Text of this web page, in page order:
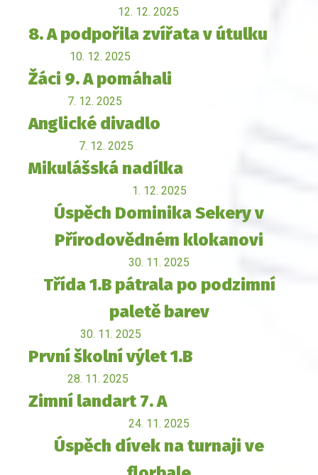
12. 12. 2025
8. A podpořila zvířata v útulku
10. 12. 2025
Žáci 9. A pomáhali
7. 12. 2025
Anglické divadlo
7. 12. 2025
Mikulášská nadílka
1. 12. 2025
Úspěch Dominika Sekery v
Přírodovědném klokanovi
30. 11. 2025
Třída 1.B pátrala po podzimní
paletě barev
30. 11. 2025
První školní výlet 1.B
28. 11. 2025
Zimní landart 7. A
24. 11. 2025
Úspěch dívek na turnaji ve